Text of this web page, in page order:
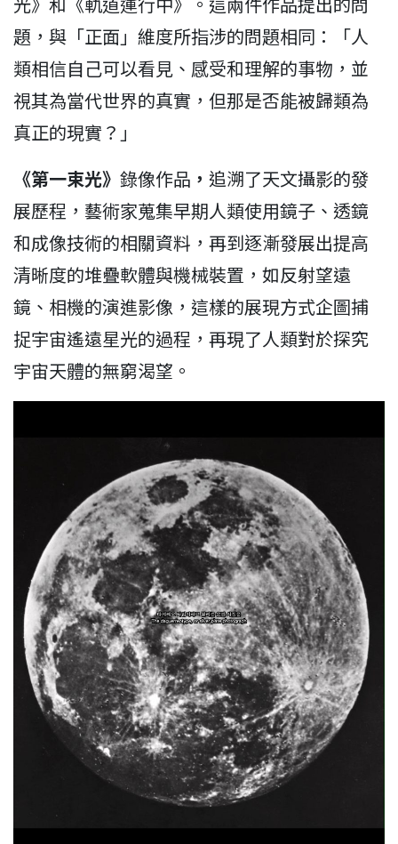
題，與「正面」維度所指涉的問題相同：「人
類相信自己可以看見、感受和理解的事物，並
視其為當代世界的真實，但那是否能被歸類為
真正的現實？」
《第一束光》 錄像作品 ， 追溯了天文攝影的發
展歷程，藝術家蒐集早期人類使用鏡子、透鏡
和成像技術的相關資料，再到逐漸發展出提高
清晰度的堆疊軟體與機械裝置，如反射望遠
鏡、相機的演進影像，這樣的展現方式企圖捕
捉宇宙遙遠星光的過程，再現了人類對於探究
宇宙天體的無窮渴望。